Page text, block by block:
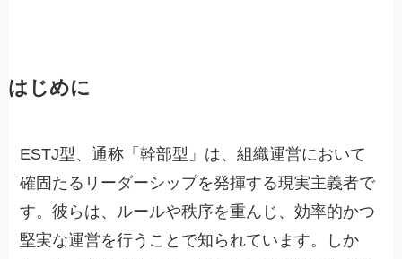
はじめに
ESTJ型、通称「幹部型」は、組織運営において
確固たるリーダーシップを発揮する現実主義者で
す。彼らは、ルールや秩序を重んじ、効率的かつ
堅実な運営を行うことで知られています。しか